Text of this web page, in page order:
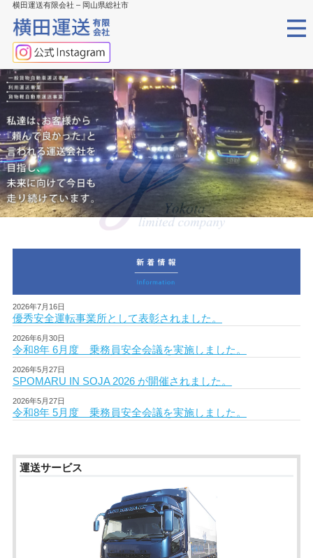
横田運送有限会社 – 岡山県総社市
2026年7月16日
優秀安全運転事業所として表彰されました。
2026年6月30日
令和8年 6月度 乗務員安全会議を実施しました。
2026年5月27日
SPOMARU IN SOJA 2026 が開催されました。
2026年5月27日
令和8年 5月度 乗務員安全会議を実施しました。
運送サービス